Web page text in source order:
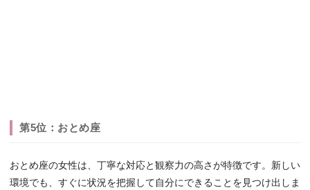
第5位：おとめ座
おとめ座の女性は、丁寧な対応と観察力の高さが特徴です。新しい
環境でも、すぐに状況を把握して自分にできることを見つけ出しま